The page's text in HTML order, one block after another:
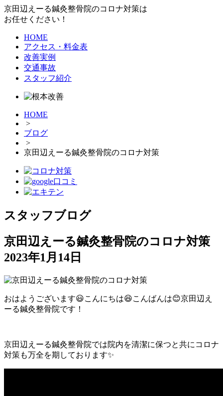
京田辺えーる鍼灸整骨院のコロナ対策は
お任せください！
HOME
アクセス・料金表
改善実例
交通事故
スタッフ紹介
HOME
>
ブログ
>
京田辺えーる鍼灸整骨院のコロナ対策
スタッフブログ
京田辺えーる鍼灸整骨院のコロナ対策
2023年1月14日
おはようございます😃こんにちは😆こんばんは😊京田辺え
ーる鍼灸整骨院です！
京田辺えーる鍼灸整骨院では院内を清潔に保つと共にコロナ
対策も万全を期しております✨